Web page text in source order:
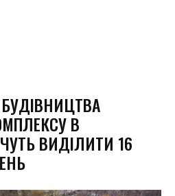
В
ВИДІЛИТИ 16